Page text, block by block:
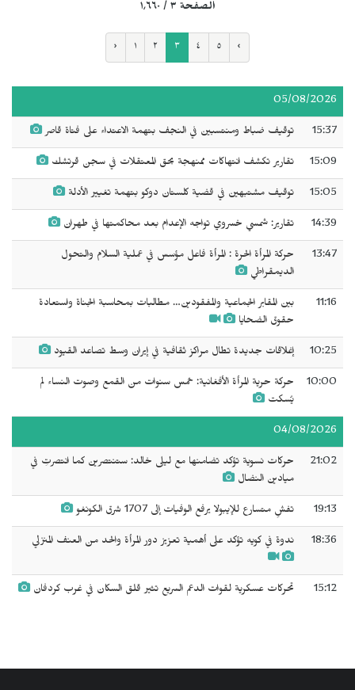
الصفحة ٣ / ١٬٦٦٠
‹ ١ ٢ ٣ ٤ ٥ ›
05/08/2026
15:37 توقيف ضباط ومنتسبين في النجف بتهمة الاعتداء على فتاة قاصر
15:09 تقارير تكشف انتهاكات ممنهجة بحق المعتقلات في سجن قرتشك
15:05 توقيف مشتبهين في قضية كلستان دوكو بتهمة تغيير الأدلة
14:39 تقارير: شمسي خسروي تواجه الإعدام بعد محاكمتها في طهران
13:47
حركة المرأة الحرة : المرأة فاعل مؤسس في عملية السلام والتحول
الديمقراطي
11:16
بين المقابر الجماعية والمفقودين… مطالبات بمحاسبة الجناة واستعادة
حقوق الضحايا
10:25 إغلاقات جديدة تطال مراكز ثقافية في إيران وسط تصاعد القيود
10:00
حركة حرية المرأة الأفغانية: خمس سنوات من القمع وصوت النساء لم
يُسكت
04/08/2026
21:02
حركات نسوية تؤكد تضامنها مع ليلى خالد: ستنتصرين كما انتصرتِ في
ميادين النضال
19:13 تفشٍ متسارع للإيبولا يرفع الوفيات إلى 1707 شرق الكونغو
18:36 ندوة في كويه تؤكد على أهمية تعزيز دور المرأة والحد من العنف المنزلي
15:12 تحركات عسكرية لقوات الدعم السريع تثير قلق السكان في غرب كردفان